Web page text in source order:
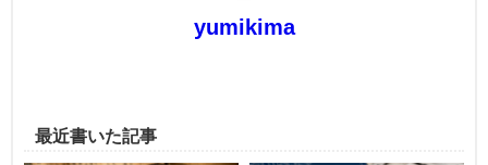
yumikima
最近書いた記事